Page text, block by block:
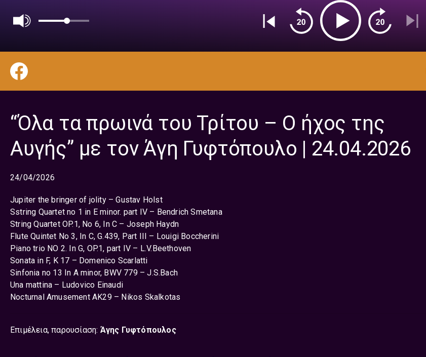
“Όλα τα πρωινά του Τρίτου – Ο ήχος της
Αυγής” με τον Άγη Γυφτόπουλο | 24.04.2026
24/04/2026
Jupiter the bringer of jolity – Gustav Holst
Sstring Quartet no 1 in E minor. part IV – Bendrich Smetana
String Quartet OP.1, No 6, In C – Joseph Haydn
Flute Quintet No 3, In C, G.439, Part III – Louigi Boccherini
Piano trio NO 2. In G, OP.1, part IV – L.V.Beethoven
Sonata in F, K 17 – Domenico Scarlatti
Sinfonia no 13 In A minor, BWV 779 – J.S.Bach
Una mattina – Ludovico Einaudi
Nocturnal Amusement AK29 – Nikos Skalkotas
Επιμέλεια, παρουσίαση: Άγης Γυφτόπουλος